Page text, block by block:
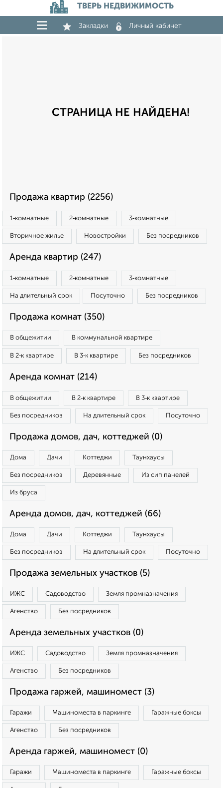
ТВЕРЬ НЕДВИЖИМОСТЬ
Закладки Личный кабинет
СТРАНИЦА НЕ НАЙДЕНА!
Продажа квартир (2256)
1‑комнатные 2‑комнатные 3‑комнатные
Вторичное жилье Новостройки Без посредников
Аренда квартир (247)
1‑комнатные 2‑комнатные 3‑комнатные
На длительный срок Посуточно Без посредников
Продажа комнат (350)
В общежитии В коммунальной квартире
В 2‑к квартире В 3‑к квартире Без посредников
Аренда комнат (214)
В общежитии В 2‑к квартире В 3‑к квартире
Без посредников На длительный срок Посуточно
Продажа домов, дач, коттеджей (0)
Дома Дачи Коттеджи Таунхаусы
Без посредников Деревянные Из сип панелей
Из бруса
Аренда домов, дач, коттеджей (66)
Дома Дачи Коттеджи Таунхаусы
Без посредников На длительный срок Посуточно
Продажа земельных участков (5)
ИЖС Садоводство Земля промназначения
Агенство Без посредников
Аренда земельных участков (0)
ИЖС Садоводство Земля промназначения
Агенство Без посредников
Продажа гаржей, машиномест (3)
Гаражи Машиноместа в паркинге Гаражные боксы
Агенство Без посредников
Аренда гаржей, машиномест (0)
Гаражи Машиноместа в паркинге Гаражные боксы